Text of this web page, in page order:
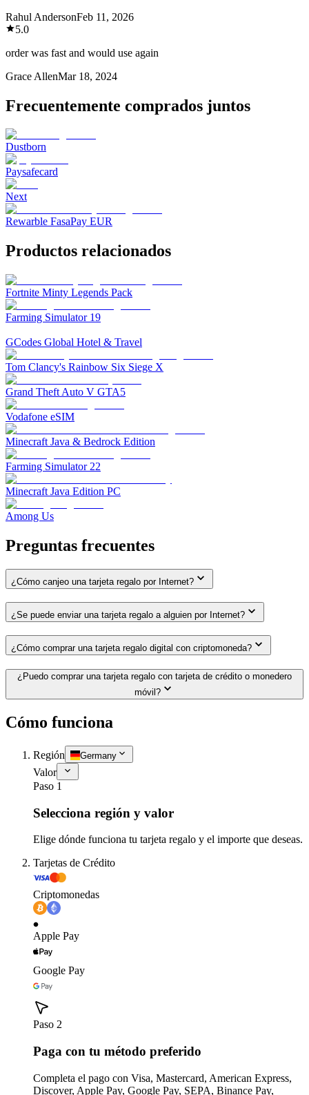
Rahul AndersonFeb 11, 2026
5.0
order was fast and would use again
Grace AllenMar 18, 2024
Frecuentemente comprados juntos
Dustborn
Paysafecard
Next
Rewarble FasaPay EUR
Productos relacionados
Fortnite Minty Legends Pack
Farming Simulator 19
GCodes Global Hotel & Travel
Tom Clancy's Rainbow Six Siege X
Grand Theft Auto V GTA5
Vodafone eSIM
Minecraft Java & Bedrock Edition
Farming Simulator 22
Minecraft Java Edition PC
Among Us
Preguntas frecuentes
¿Cómo canjeo una tarjeta regalo por Internet?
¿Se puede enviar una tarjeta regalo a alguien por Internet?
¿Cómo comprar una tarjeta regalo digital con criptomoneda?
¿Puedo comprar una tarjeta regalo con tarjeta de crédito o monedero
móvil?
Cómo funciona
Región Germany
Valor
Paso 1
Selecciona región y valor
Elige dónde funciona tu tarjeta regalo y el importe que deseas.
Tarjetas de Crédito
Criptomonedas
Apple Pay
Google Pay
Paso 2
Paga con tu método preferido
Completa el pago con Visa, Mastercard, American Express,
Discover, Apple Pay, Google Pay, SEPA, Binance Pay,